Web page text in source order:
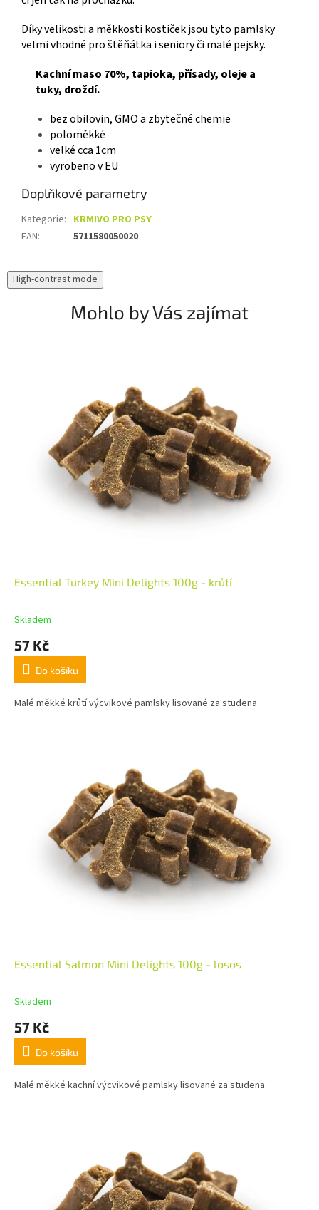
Díky velikosti a měkkosti kostiček jsou tyto pamlsky
velmi vhodné pro štěňátka i seniory či malé pejsky.
Kachní maso 70%, tapioka, přísady, oleje a
tuky, droždí.
bez obilovin, GMO a zbytečné chemie
poloměkké
velké cca 1cm
vyrobeno v EU
Doplňkové parametry
Kategorie: KRMIVO PRO PSY
EAN: 5711580050020
High-contrast mode
Mohlo by Vás zajímat
Essential Turkey Mini Delights 100g - krůtí
Skladem
57 Kč
Do košíku
Malé měkké krůtí výcvikové pamlsky lisované za studena.
Essential Salmon Mini Delights 100g - losos
Skladem
57 Kč
Do košíku
Malé měkké kachní výcvikové pamlsky lisované za studena.